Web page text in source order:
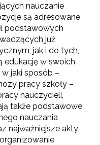
nauczanie
są adresowane
podstawowych
już
jak i do tych,
w swoich
jaki sposób –
pracy szkoły –
nauczycieli,
także podstawowe
nauczania
najważniejsze akty